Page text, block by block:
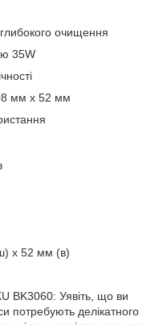
очищення
35W
мм x 52 мм
x 52 мм (в)
BK3060: Уявіть, що ви
потребують делікатного